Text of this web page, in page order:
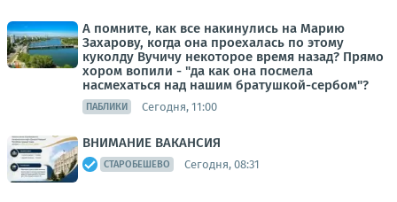
А помните, как все накинулись на Марию
Захарову, когда она проехалась по этому
куколду Вучичу некоторое время назад? Прямо
хором вопили - "да как она посмела
насмехаться над нашим братушкой-сербом"?
ПАБЛИКИ Сегодня, 11:00
ВНИМАНИЕ ВАКАНСИЯ
СТАРОБЕШЕВО Сегодня, 08:31